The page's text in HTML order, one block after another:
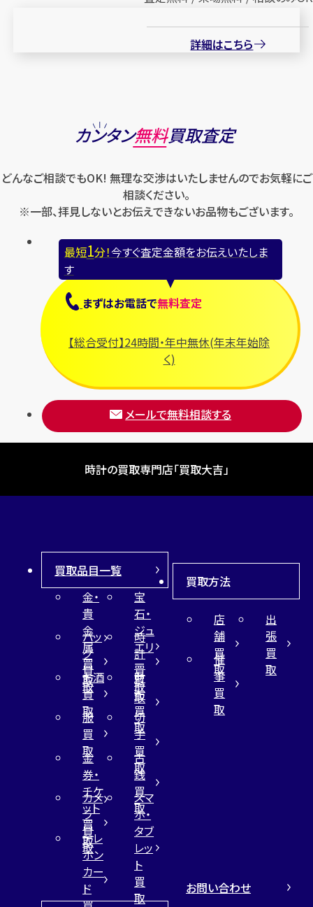
詳細はこちら
カンタン無料買取査定
どんなご相談でもOK! 無理な交渉はいたしませんのでお気軽にご
相談ください。
※一部、拝見しないとお伝えできないお品物もございます。
最短1分！今すぐ査定金額をお伝えいたしま
す
まずはお電話で無料査定
【総合受付】24時間・年中無休(年末年始除
く)
メールで無料相談する
時計の買取専門店「買取大吉」
買取品目一覧
金・
貴
金
属
買
取
宝
石・
ジュ
エリ
ー
買
取
バッ
グ
買
取
時
計
買
取
お酒
買
取
財
布
買
取
服
買
取
切
手
買
取
金
券・
チケ
ット
買
取
古
銭
買
取
カメ
ラ
買
取
スマ
ホ・
タブ
レッ
ト
買
取
テレ
ホン
カー
ド
買取方法
店
舗
買
取
出
張
買
取
催
事
買
取
お問い合わせ